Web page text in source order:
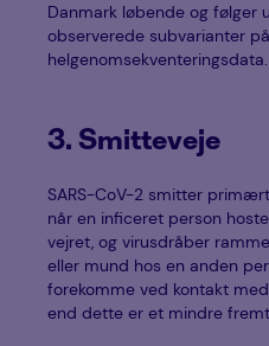
Danmark løbende og følger
observerede subvarianter
helgenomsekventeringsdata.
3. Smitteveje
SARS-CoV-2 smitter
når en inficeret person
vejret, og virusdråber
eller mund hos en anden
forekomme ved kontakt
end dette er et mindre